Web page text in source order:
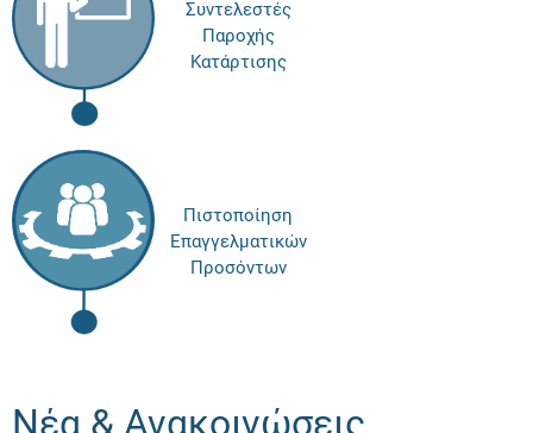
Συντελεστές
Παροχής
Κατάρτισης
Πιστοποίηση
Επαγγελματικών
Προσόντων
Νέα & Ανακοινώσεις